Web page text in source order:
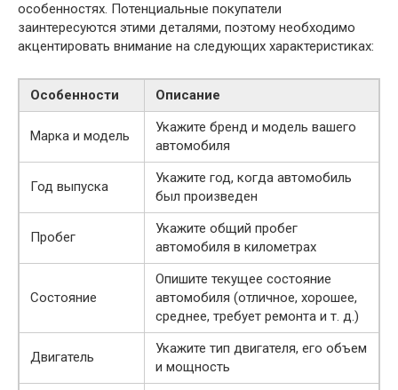
особенностях. Потенциальные покупатели
заинтересуются этими деталями, поэтому необходимо
акцентировать внимание на следующих характеристиках:
Особенности Описание
Марка и модель
Укажите бренд и модель вашего
автомобиля
Год выпуска
Укажите год, когда автомобиль
был произведен
Пробег
Укажите общий пробег
автомобиля в километрах
Состояние
Опишите текущее состояние
автомобиля (отличное, хорошее,
среднее, требует ремонта и т. д.)
Двигатель
Укажите тип двигателя, его объем
и мощность